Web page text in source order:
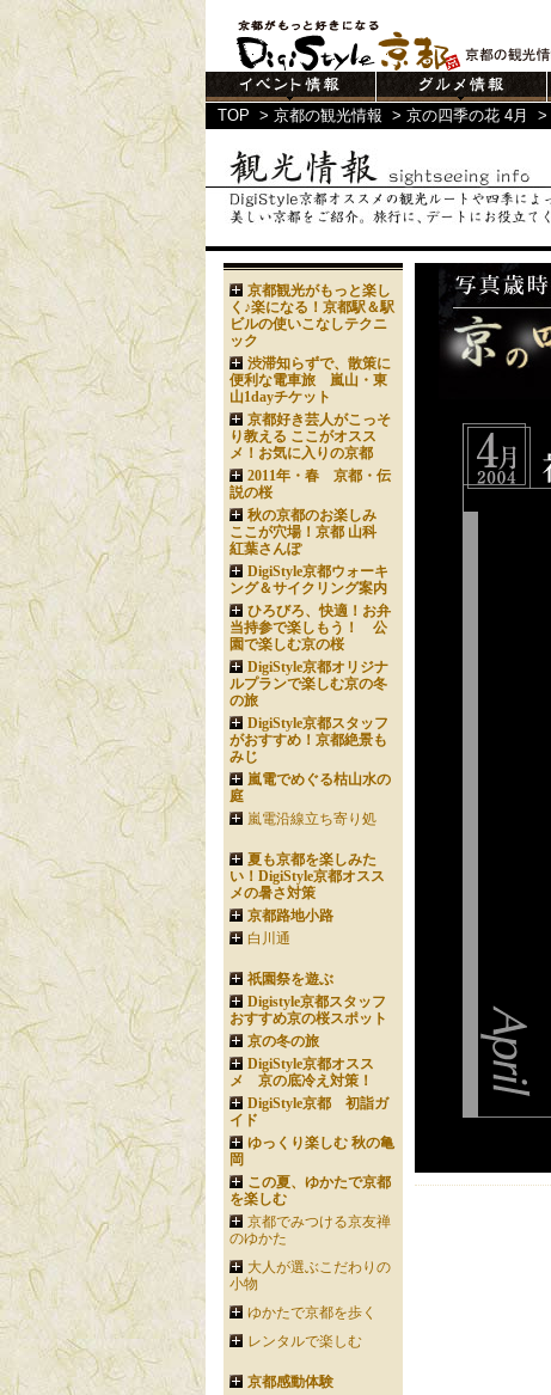
TOP > 京都の観光情報 > 京の四季の花 4月 >
京都観光がもっと楽し
く♪楽になる！京都駅＆駅
ビルの使いこなしテクニ
ック
渋滞知らずで、散策に
便利な電車旅 嵐山・東
山1dayチケット
京都好き芸人がこっそ
り教える ここがオスス
メ！お気に入りの京都
2011年・春 京都・伝
説の桜
秋の京都のお楽しみ
ここが穴場！京都 山科
紅葉さんぽ
DigiStyle京都ウォーキ
ング＆サイクリング案内
ひろびろ、快適！お弁
当持参で楽しもう！ 公
園で楽しむ京の桜
DigiStyle京都オリジナ
ルプランで楽しむ京の冬
の旅
DigiStyle京都スタッフ
がおすすめ！京都絶景も
みじ
嵐電でめぐる枯山水の
庭
嵐電沿線立ち寄り処
夏も京都を楽しみた
い！DigiStyle京都オスス
メの暑さ対策
京都路地小路
白川通
祇園祭を遊ぶ
Digistyle京都スタッフ
おすすめ京の桜スポット
京の冬の旅
DigiStyle京都オスス
メ 京の底冷え対策！
DigiStyle京都 初詣ガ
イド
ゆっくり楽しむ 秋の亀
岡
この夏、ゆかたで京都
を楽しむ
京都でみつける京友禅
のゆかた
大人が選ぶこだわりの
小物
ゆかたで京都を歩く
レンタルで楽しむ
京都感動体験